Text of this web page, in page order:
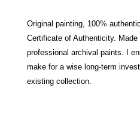
Original painting, 100%
Certificate of Authenticity.
professional archival paints. I
make for a wise long-term
existing collection.